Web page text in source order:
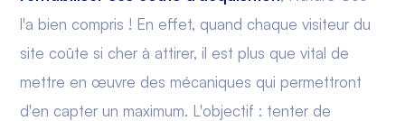
l'a bien compris ! En effet, quand chaque visiteur du
site coûte si cher à attirer, il est plus que vital de
mettre en œuvre des mécaniques qui permettront
d'en capter un maximum. L'objectif : tenter de